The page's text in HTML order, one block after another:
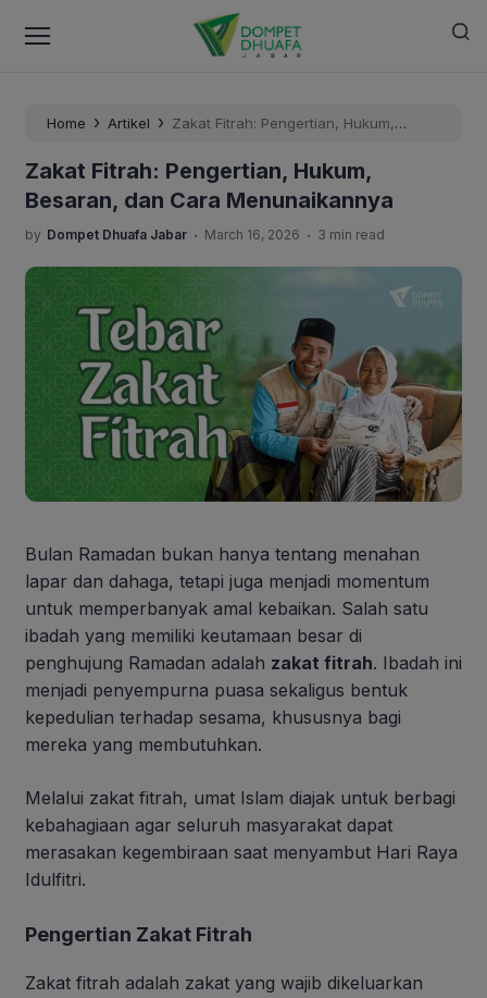
Home › Artikel › Zakat Fitrah: Pengertian, Hukum,
Zakat Fitrah: Pengertian, Hukum,
Besaran, dan Cara Menunaikannya
by Dompet Dhuafa Jabar . March 16, 2026 . 3 min read
Bulan Ramadan bukan hanya tentang menahan
lapar dan dahaga, tetapi juga menjadi momentum
untuk memperbanyak amal kebaikan. Salah satu
ibadah yang memiliki keutamaan besar di
penghujung Ramadan adalah zakat fitrah. Ibadah ini
menjadi penyempurna puasa sekaligus bentuk
kepedulian terhadap sesama, khususnya bagi
mereka yang membutuhkan.
Melalui zakat fitrah, umat Islam diajak untuk berbagi
kebahagiaan agar seluruh masyarakat dapat
merasakan kegembiraan saat menyambut Hari Raya
Idulfitri.
Pengertian Zakat Fitrah
Zakat fitrah adalah zakat yang wajib dikeluarkan